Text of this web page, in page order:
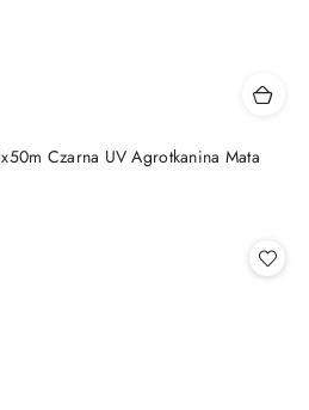
Czarna UV Agrotkanina Mata